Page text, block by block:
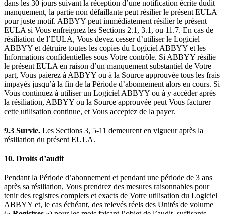
dans les 30 jours suivant la réception d’une notification écrite dudit
manquement, la partie non défaillante peut résilier le présent EULA
pour juste motif. ABBYY peut immédiatement résilier le présent
EULA si Vous enfreignez les Sections 2.1, 3.1, ou 11.7. En cas de
résiliation de l’EULA, Vous devez cesser d’utiliser le Logiciel
ABBYY et détruire toutes les copies du Logiciel ABBYY et les
Informations confidentielles sous Votre contrôle. Si ABBYY résilie
le présent EULA en raison d’un manquement substantiel de Votre
part, Vous paierez à ABBYY ou à la Source approuvée tous les frais
impayés jusqu’à la fin de la Période d’abonnement alors en cours. Si
Vous continuez à utiliser un Logiciel ABBYY ou à y accéder après
la résiliation, ABBYY ou la Source approuvée peut Vous facturer
cette utilisation continue, et Vous acceptez de la payer.
9.3 Survie. Les Sections 3, 5-11 demeurent en vigueur après la
résiliation du présent EULA.
10. Droits d’audit
Pendant la Période d’abonnement et pendant une période de 3 ans
après sa résiliation, Vous prendrez des mesures raisonnables pour
tenir des registres complets et exacts de Votre utilisation du Logiciel
ABBYY et, le cas échéant, des relevés réels des Unités de volume